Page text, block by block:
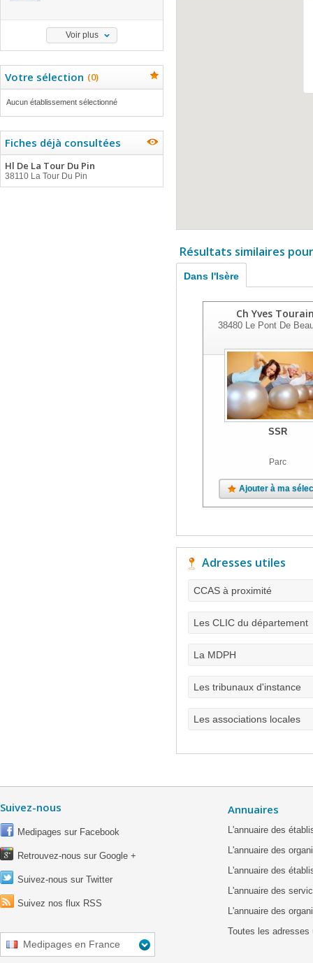
Voir plus
Votre sélection (0)
Aucun établissement sélectionné
Fiches déjà consultées
Hl De La Tour Du Pin
38110 La Tour Du Pin
Résultats similaires
Dans l'Isère
Ch Yves
38480Le Pont De
SSR
Parc
Ajouter à ma
Adresses utiles
CCAS à proximité
Les CLIC du département
La MDPH
Les tribunaux d'instance
Les associations locales
Suivez-nous
Medipages sur Facebook
Retrouvez-nous sur Google +
Suivez-nous sur Twitter
Suivez nos flux RSS
Medipages en France
Annuaires
L'annuaire des
L'annuaire des
L'annuaire des
L'annuaire des
L'annuaire des
Toutes les adresses